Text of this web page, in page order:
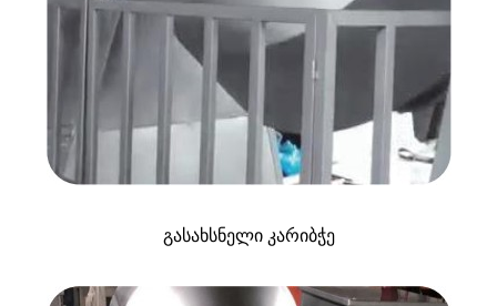
გასახსნელი კარიბჭე